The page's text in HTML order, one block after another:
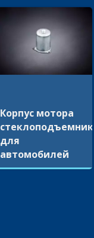
Корпус мотора
стеклоподъемника
для
автомобилей